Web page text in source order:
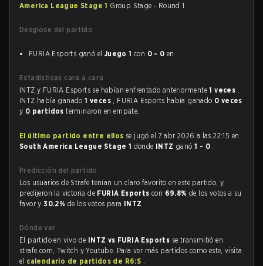
America League Stage 1 Group Stage - Round 1.
Desglose del partido
FURIA Esports ganó el Juego 1 con 0 - 0 en
Estadísticas cara a cara
INTZ y FURIA Esports se habían enfrentado anteriormente1 veces .
INTZ había ganado1 veces , FURIA Esports había ganado 0 veces
y 0 partidosterminaron en empate.
El último partido entre ellos se jugó el 7 abr 2026 a las 22:15 en
South America League Stage 1 donde INTZ ganó1 - 0 .
Predicción del partido
Los usuarios de Strafe tenían un claro favorito en este partido, y
predijeron la victoria de FURIA Esportscon 69.8%de los votos a su
favor y30.2% de los votos para INTZ .
Dónde ver
El partido en vivo de INTZ vs FURIA Esports se transmitió en
strafe.com, Twitch y Youtube. Para ver más partidos como este, visita
el calendario de partidos de R6:S .